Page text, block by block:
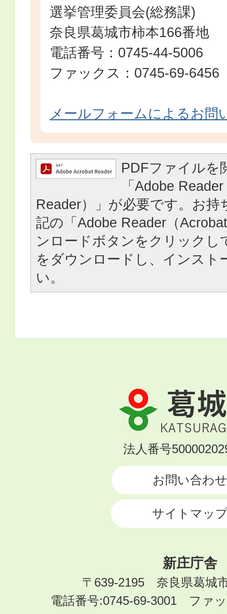
選挙管理委員会(総務課)
奈良県葛城市柿本166番地
電話番号：0745-44-5006
ファックス：0745-69-6456
メールフォームによるお問
PDFファイルを
「Adobe
Reader）」が必要です。お持
記の「Adobe Reader（
ンロードボタンをクリックし
をダウンロードし、インスト
い。
葛
城
市
KATSURAGI
法人番号
お問い合わせ
サイトマッ
新庄庁舎
〒639-2195 奈良県葛城
電話番号:0745-69-3001 ファ